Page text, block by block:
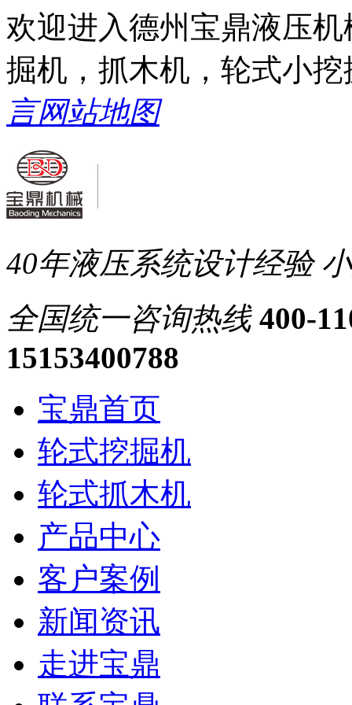
欢迎进入德州宝鼎液压
掘机，抓木机，轮式小
言网站地图
40年液压系统设计经验
全国统一咨询热线 400-
15153400788
宝鼎首页
轮式挖掘机
轮式抓木机
产品中心
客户案例
新闻资讯
走进宝鼎